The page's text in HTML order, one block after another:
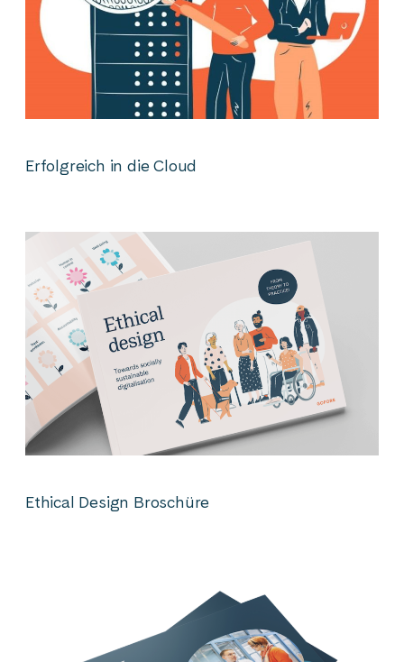
Erfolgreich in die Cloud
Ethical Design Broschüre